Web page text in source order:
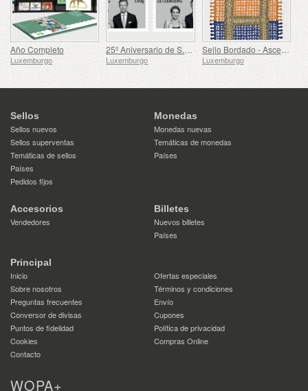
Año Completo
Luxemburgo
25º Aniversario de S.A.R. el Gran Duque
Luxemburgo
Sello Bordado - Ascenso de Enrique al Trono
Luxemburgo
Sellos
Sellos nuevos
Sellos superventas
Temáticas de sellos
Países
Pedidos fijos
Monedas
Monedas nuevas
Temáticas de monedas
Países
Accesorios
Vendedores
Billetes
Nuevos billetes
Países
Principal
Inicio
Ofertas especiales
Sobre nosotros
Términos y condiciones
Preguntas frecuentes
Envío
Conversor de divisas
Cupones
Puntos de fidelidad
Política de privacidad
Cookies
Compras Online
Contacto
WOPA+